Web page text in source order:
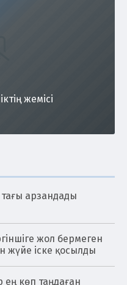
арзандады
жол бермеген
жүйе іске қосылды
ең көп таңдаған
жемісі